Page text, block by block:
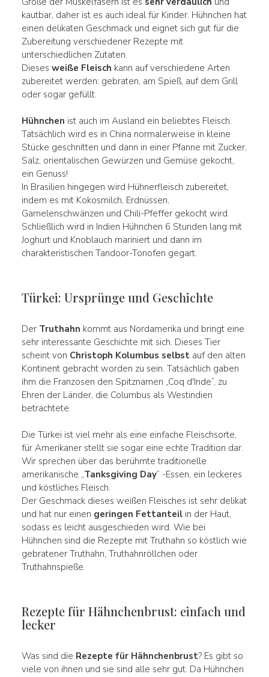
kautbar, daher ist es auch ideal für Kinder. Hühnchen hat
einen delikaten Geschmack und eignet sich gut für die
Zubereitung verschiedener Rezepte mit
unterschiedlichen Zutaten.
Dieses weiße Fleisch kann auf verschiedene Arten
zubereitet werden: gebraten, am Spieß, auf dem Grill
oder sogar gefüllt.
Hühnchen ist auch im Ausland ein beliebtes Fleisch.
Tatsächlich wird es in China normalerweise in kleine
Stücke geschnitten und dann in einer Pfanne mit Zucker,
Salz, orientalischen Gewürzen und Gemüse gekocht,
ein Genuss!
In Brasilien hingegen wird Hühnerfleisch zubereitet,
indem es mit Kokosmilch, Erdnüssen,
Garnelenschwänzen und Chili-Pfeffer gekocht wird.
Schließlich wird in Indien Hühnchen 6 Stunden lang mit
Joghurt und Knoblauch mariniert und dann im
charakteristischen Tandoor-Tonofen gegart.
Türkei: Ursprünge und Geschichte
Der Truthahn kommt aus Nordamerika und bringt eine
sehr interessante Geschichte mit sich. Dieses Tier
scheint von Christoph Kolumbus selbstauf den alten
Kontinent gebracht worden zu sein. Tatsächlich gaben
ihm die Franzosen den Spitznamen „Coq d'Inde“, zu
Ehren der Länder, die Columbus als Westindien
betrachtete.
Die Türkei ist viel mehr als eine einfache Fleischsorte,
für Amerikaner stellt sie sogar eine echte Tradition dar.
Wir sprechen über das berühmte traditionelle
amerikanische „Tanksgiving Day“ -Essen, ein leckeres
und köstliches Fleisch.
Der Geschmack dieses weißen Fleisches ist sehr delikat
und hat nur einen geringen Fettanteilin der Haut,
sodass es leicht ausgeschieden wird. Wie bei
Hühnchen sind die Rezepte mit Truthahn so köstlich wie
gebratener Truthahn, Truthahnröllchen oder
Truthahnspieße.
Rezepte für Hähnchenbrust: einfach und
lecker
Was sind die Rezepte für Hähnchenbrust? Es gibt so
viele von ihnen und sie sind alle sehr gut. Da Hühnchen